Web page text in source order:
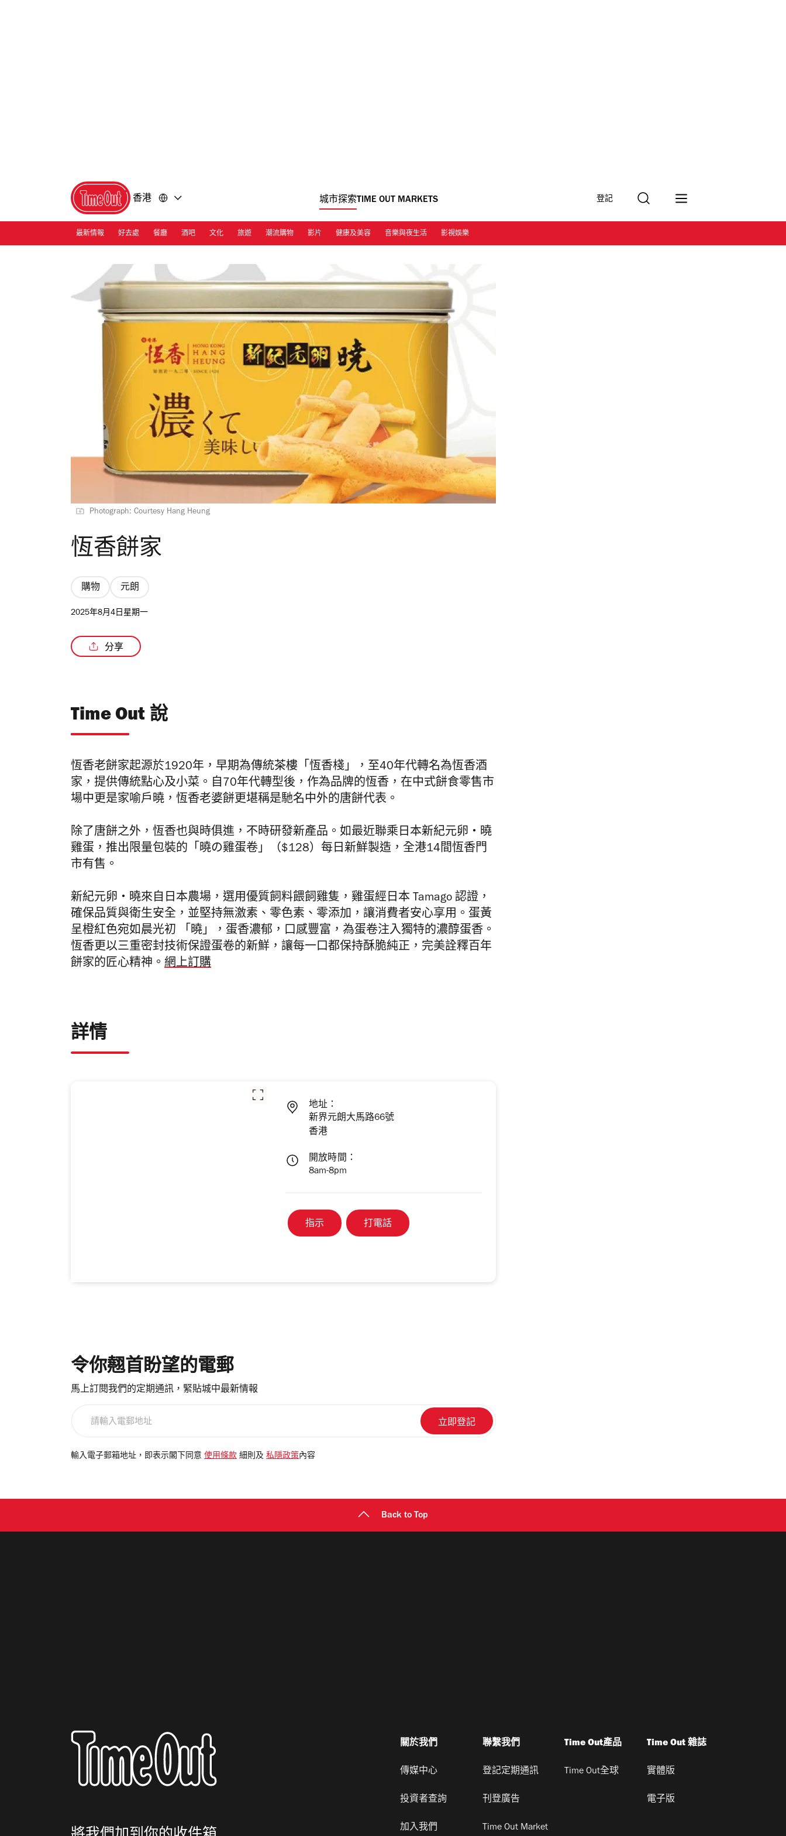
香港 城市探索TIME OUT MARKETS 登記
最新情報 好去處 餐廳 酒吧 文化 旅遊 潮流購物 影片 健康及美容 音樂與夜生活 影視娛樂
Photograph: Courtesy Hang Heung
恆香餅家
購物 元朗
2025年8月4日星期一
分享
Time Out 說
恆香老餅家起源於1920年，早期為傳統茶樓「恆香棧」，至40年代轉名為恆香酒
家，提供傳統點心及小菜。自70年代轉型後，作為品牌的恆香，在中式餅食零售市
場中更是家喻戶曉，恆香老婆餅更堪稱是馳名中外的唐餅代表。
除了唐餅之外，恆香也與時俱進，不時研發新產品。如最近聯乘日本新紀元卵・曉
雞蛋，推出限量包裝的「曉の雞蛋卷」（$128）每日新鮮製造，全港14間恆香門
市有售。
新紀元卵・曉來自日本農場，選用優質飼料餵飼雞隻，雞蛋經日本 Tamago 認證，
確保品質與衛生安全，並堅持無激素、零色素、零添加，讓消費者安心享用。蛋黃
呈橙紅色宛如晨光初 「曉」，蛋香濃郁，口感豐富，為蛋卷注入獨特的濃醇蛋香。
恆香更以三重密封技術保證蛋卷的新鮮，讓每一口都保持酥脆純正，完美詮釋百年
餅家的匠心精神。 網上訂購
詳情
地址：
新界元朗大馬路66號
香港
開放時間：
8am-8pm
指示 打電話
令你翹首盼望的電郵
馬上訂閱我們的定期通訊，緊貼城中最新情報
電
輸入電子郵箱地址，即表示閣下同意 使用條款 細則及 私隱政策 內容
Back to Top
關於我們
傳媒中心
投資者查詢
加入我們
聯繫我們
登記定期通訊
刊登廣告
Time Out Market
Time Out產品
Time Out全球
Time Out 雜誌
實體版
電子版